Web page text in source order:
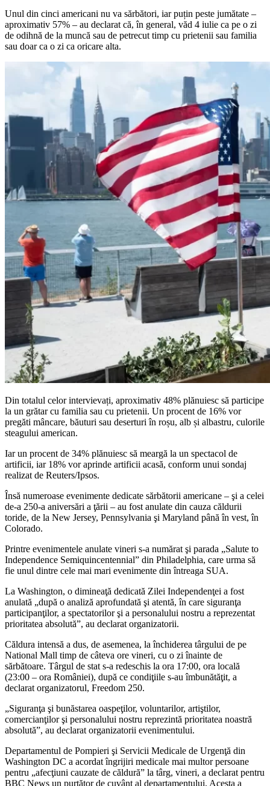
Unul din cinci americani nu va sărbători, iar puțin peste jumătate –
aproximativ 57% – au declarat că, în general, văd 4 iulie ca pe o zi
de odihnă de la muncă sau de petrecut timp cu prietenii sau familia
sau doar ca o zi ca oricare alta.
Din totalul celor intervievați, aproximativ 48% plănuiesc să participe
la un grătar cu familia sau cu prietenii. Un procent de 16% vor
pregăti mâncare, băuturi sau deserturi în roșu, alb și albastru, culorile
steagului american.
Iar un procent de 34% plănuiesc să meargă la un spectacol de
artificii, iar 18% vor aprinde artificii acasă, conform unui sondaj
realizat de Reuters/Ipsos.
Însă numeroase evenimente dedicate sărbătorii americane – şi a celei
de-a 250-a aniversări a ţării – au fost anulate din cauza căldurii
toride, de la New Jersey, Pennsylvania şi Maryland până în vest, în
Colorado.
Printre evenimentele anulate vineri s-a numărat şi parada „Salute to
Independence Semiquincentennial” din Philadelphia, care urma să
fie unul dintre cele mai mari evenimente din întreaga SUA.
La Washington, o dimineaţă dedicată Zilei Independenţei a fost
anulată „după o analiză aprofundată şi atentă, în care siguranţa
participanţilor, a spectatorilor şi a personalului nostru a reprezentat
prioritatea absolută”, au declarat organizatorii.
Căldura intensă a dus, de asemenea, la închiderea târgului de pe
National Mall timp de câteva ore vineri, cu o zi înainte de
sărbătoare. Târgul de stat s-a redeschis la ora 17:00, ora locală
(23:00 – ora României), după ce condiţiile s-au îmbunătăţit, a
declarat organizatorul, Freedom 250.
„Siguranţa şi bunăstarea oaspeţilor, voluntarilor, artiştilor,
comercianţilor şi personalului nostru reprezintă prioritatea noastră
absolută”, au declarat organizatorii evenimentului.
Departamentul de Pompieri şi Servicii Medicale de Urgenţă din
Washington DC a acordat îngrijiri medicale mai multor persoane
pentru „afecţiuni cauzate de căldură” la târg, vineri, a declarat pentru
BBC News un purtător de cuvânt al departamentului. Acesta a